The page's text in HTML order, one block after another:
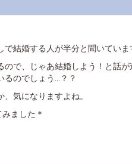
結婚する人が半分と聞いていま
で、じゃあ結婚しよう！と話
のでしょう...？？
気になりますよね。
ました＊